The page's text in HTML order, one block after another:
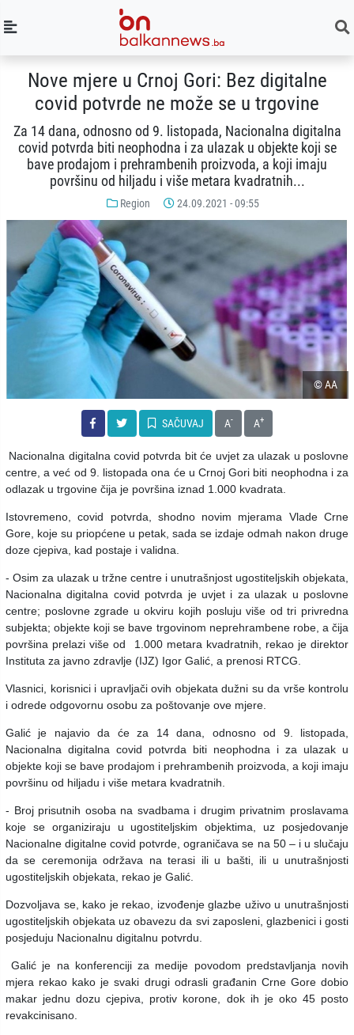
Nove mjere u Crnoj Gori: Bez digitalne
covid potvrde ne može se u trgovine
Za 14 dana, odnosno od 9. listopada, Nacionalna digitalna
covid potvrda biti neophodna i za ulazak u objekte koji se
bave prodajom i prehrambenih proizvoda, a koji imaju
površinu od hiljadu i više metara kvadratnih...
Region 24.09.2021 - 09:55
© AA
SAČUVAJ A- A+
Nacionalna digitalna covid potvrda bit će uvjet za ulazak u poslovne
centre, a već od 9. listopada ona će u Crnoj Gori biti neophodna i za
odlazak u trgovine čija je površina iznad 1.000 kvadrata.
Istovremeno, covid potvrda, shodno novim mjerama Vlade Crne
Gore, koje su priopćene u petak, sada se izdaje odmah nakon druge
doze cjepiva, kad postaje i validna.
- Osim za ulazak u tržne centre i unutrašnjost ugostiteljskih objekata,
Nacionalna digitalna covid potvrda je uvjet i za ulazak u poslovne
centre; poslovne zgrade u okviru kojih posluju više od tri privredna
subjekta; objekte koji se bave trgovinom neprehrambene robe, a čija
površina prelazi više od 1.000 metara kvadratnih, rekao je direktor
Instituta za javno zdravlje (IJZ) Igor Galić, a prenosi RTCG.
Vlasnici, korisnici i upravljači ovih objekata dužni su da vrše kontrolu
i odrede odgovornu osobu za poštovanje ove mjere.
Galić je najavio da će za 14 dana, odnosno od 9. listopada,
Nacionalna digitalna covid potvrda biti neophodna i za ulazak u
objekte koji se bave prodajom i prehrambenih proizvoda, a koji imaju
površinu od hiljadu i više metara kvadratnih.
- Broj prisutnih osoba na svadbama i drugim privatnim proslavama
koje se organiziraju u ugostiteljskim objektima, uz posjedovanje
Nacionalne digitalne covid potvrde, ograničava se na 50 – i u slučaju
da se ceremonija održava na terasi ili u bašti, ili u unutrašnjosti
ugostiteljskih objekata, rekao je Galić.
Dozvoljava se, kako je rekao, izvođenje glazbe uživo u unutrašnjosti
ugostiteljskih objekata uz obavezu da svi zaposleni, glazbenici i gosti
posjeduju Nacionalnu digitalnu potvrdu.
Galić je na konferenciji za medije povodom predstavljanja novih
mjera rekao kako je svaki drugi odrasli građanin Crne Gore dobio
makar jednu dozu cjepiva, protiv korone, dok ih je oko 45 posto
revakcinisano.